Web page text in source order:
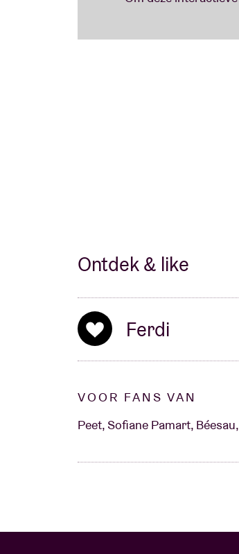
Ontdek & like
Ferdi
VOOR FANS VAN
Peet, Sofiane Pamart, Béesau,